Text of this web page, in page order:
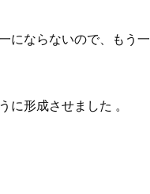
にならないので、もう
に形成させました 。